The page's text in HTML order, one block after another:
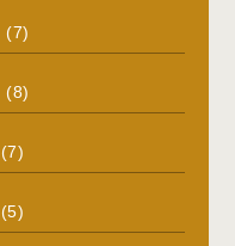
(7)
(8)
(7)
(5)